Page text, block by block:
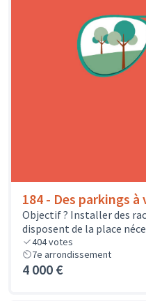
184 - Des parkings à
Objectif ? Installer des
disposent de la place
404votes
7e arrondissement
4 000 €